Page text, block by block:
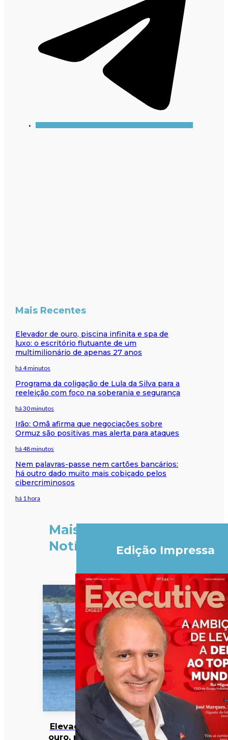
Mais Recentes
Elevador de ouro, piscina infinita e spa de
luxo: o escritório flutuante de um
multimilionário de apenas 27 anos
há 4 minutos
Programa da coligação de Lula da Silva para a
reeleição com foco na soberania e segurança
há 30 minutos
Irão: Omã afirma que negociações sobre
Ormuz são positivas mas alerta para ataques
há 48 minutos
Nem palavras-passe nem cartões bancários:
há outro dado muito mais cobiçado pelos
cibercriminosos
há 1 hora
Mais
Notícias
Elevador de
ouro, piscina
Edição Impressa